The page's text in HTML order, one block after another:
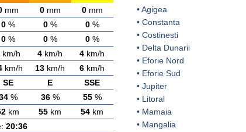
mm 0mm 0mm
0% 0% 0%
0% 0% 0%
km/h 4 km/h 4 km/h
km/h 13 km/h 6 km/h
SE E SSE
% 36% 55%
km 55 km 54 km
20:36
•Agigea
• Constanta
• Costinesti
• Delta Dunarii
• Eforie Nord
• Eforie Sud
• Jupiter
• Litoral
• Mamaia
• Mangalia